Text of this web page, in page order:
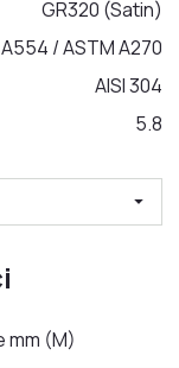
GR320 (Satin)
/ ASTM A270
AISI 304
5.8
arrow_drop_down
mm (M)